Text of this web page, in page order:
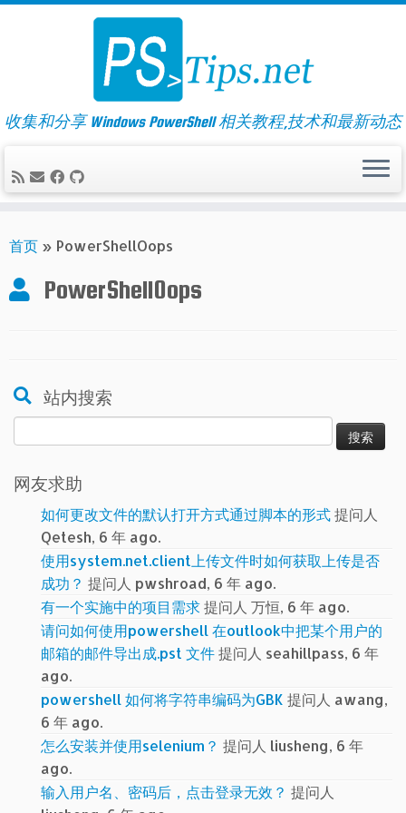
Skip
收集和分享 Windows PowerShell 相关教程,技术和最新动态
首页 » PowerShellOops
PowerShellOops
站内搜索
索：
网友求助
如何更改文件的默认打开方式通过脚本的形式提问人
Qetesh, 6 年 ago.
使用system.net.client上传文件时如何获取上传是否
成功？ 提问人 pwshroad, 6 年 ago.
有一个实施中的项目需求提问人 万恒, 6 年 ago.
请问如何使用powershell 在outlook中把某个用户的
邮箱的邮件导出成.pst 文件提问人 seahillpass, 6 年
ago.
powershell 如何将字符串编码为GBK 提问人 awang,
6 年 ago.
怎么安装并使用selenium？ 提问人 liusheng, 6 年
ago.
输入用户名、密码后，点击登录无效？ 提问人